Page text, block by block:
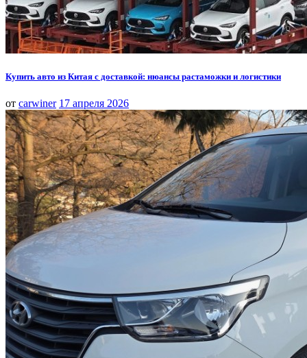
Купить авто из Китая с доставкой: нюансы растаможки и логистики
от carwiner 17 апреля 2026